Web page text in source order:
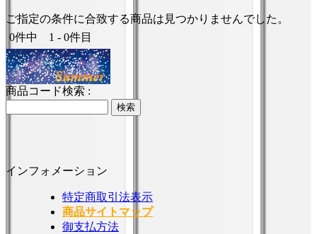
ご指定の条件に合致する商品は見つかりませんでした。
0件中 1 - 0件目
商品コード検索 :
インフォメーション
特定商取引法表示
商品サイトマップ
御支払方法